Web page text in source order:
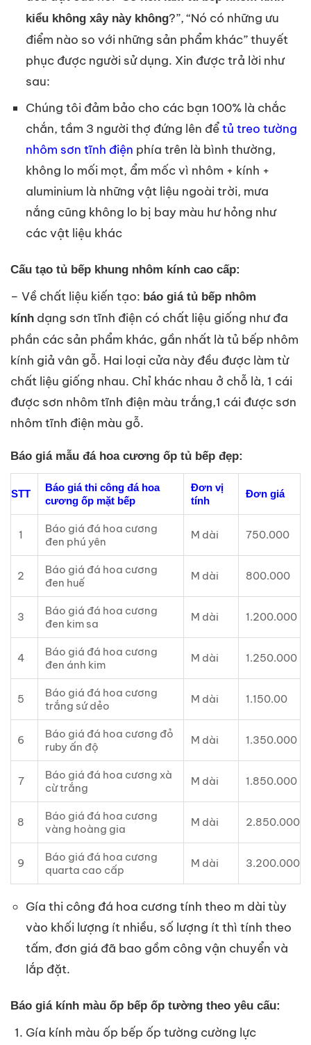
kiểu không xây này không?”, “Nó có những ưu
điểm nào so với những sản phẩm khác” thuyết
phục được người sử dụng. Xin được trả lời như
sau:
Chúng tôi đảm bảo cho các bạn 100% là chắc
chắn, tầm 3 người thợ đứng lên đểtủ treo tường
nhôm sơn tĩnh điện phía trên là bình thường,
không lo mối mọt, ẩm mốc vì nhôm + kính +
aluminium là những vật liệu ngoài trời, mưa
nắng cũng không lo bị bay màu hư hỏng như
các vật liệu khác
Cấu tạo tủ bếp khung nhôm kính cao cấp:
– Về chất liệu kiến tạo: báo giá tủ bếp nhôm
kính dạng sơn tĩnh điện có chất liệu giống như đa
phần các sản phẩm khác, gần nhất là tủ bếp nhôm
kính giả vân gỗ. Hai loại cửa này đều được làm từ
chất liệu giống nhau. Chỉ khác nhau ở chỗ là, 1 cái
được sơn nhôm tĩnh điện màu trắng,1 cái được sơn
nhôm tĩnh điện màu gỗ.
Báo giá mẫu đá hoa cương ốp tủ bếp đẹp:
STT
Báo giá thi công đá hoa
cương ốp mặt bếp
Đơn vị
tính
Đơn giá
1
Báo giá đá hoa cương
đen phú yên
M dài 750.000
2
Báo giá đá hoa cương
đen huế
M dài 800.000
3
Báo giá đá hoa cương
đen kim sa
M dài 1.200.000
4
Báo giá đá hoa cương
đen ánh kim
M dài 1.250.000
5
Báo giá đá hoa cương
trắng sứ dẻo
M dài 1.150.00
6
Báo giá đá hoa cương đỏ
ruby ấn độ
M dài 1.350.000
7
Báo giá đá hoa cương xà
cừ trắng
M dài 1.850.000
8
Báo giá đá hoa cương
vàng hoàng gia
M dài 2.850.000
9
Báo giá đá hoa cương
quarta cao cấp
M dài 3.200.000
Gía thi công đá hoa cương tính theo m dài tùy
vào khối lượng ít nhiều, số lượng ít thì tính theo
tấm, đơn giá đã bao gồm công vận chuyển và
lắp đặt.
Báo giá kính màu ốp bếp ốp tường theo yêu cấu:
Gía kính màu ốp bếp ốp tường cường lực